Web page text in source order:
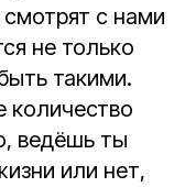
с нами
не только
такими.
ведёшь ты
или нет,